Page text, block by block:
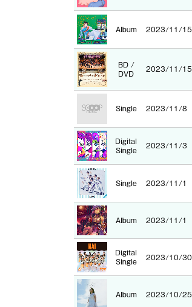
Album 2023/11/15
BD /
DVD
2023/11/15
Single 2023/11/8
Digital
Single
2023/11/3
Single 2023/11/1
Album 2023/11/1
Digital
Single
2023/10/30
Album 2023/10/25